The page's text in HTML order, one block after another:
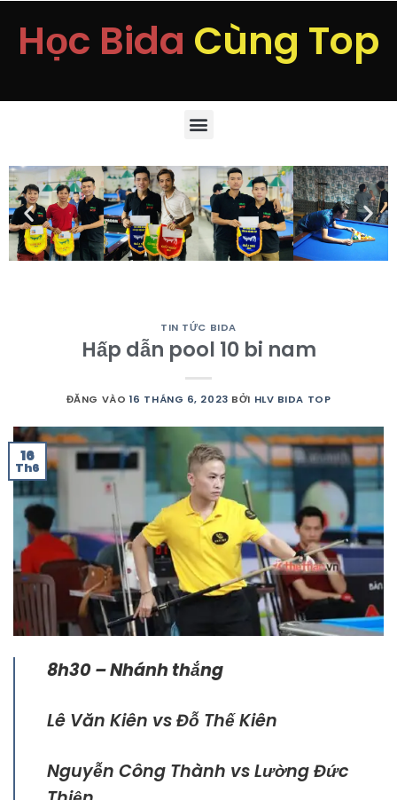
Học Bida Cùng Top
TIN TỨC BIDA
Hấp dẫn pool 10 bi nam
ĐĂNG VÀO 16 THÁNG 6, 2023 BỞI HLV BIDA TOP
16
Th6
8h30 – Nhánh thắng
Lê Văn Kiên vs Đỗ Thế Kiên
Nguyễn Công Thành vs Lường Đức